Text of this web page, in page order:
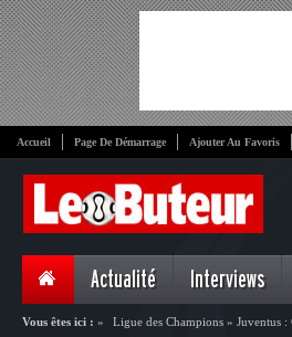
Accueil Page De Démarrage Ajouter Au Favoris
Actualité Interviews
Vous êtes ici : » Ligue des Champions » Juventus :